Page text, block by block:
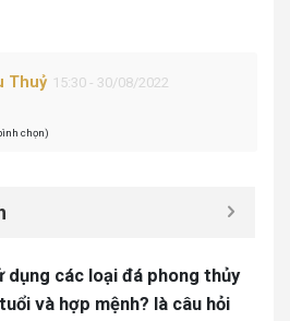
Thuỷ 15:30 - 30/08/2022
chọn)
dụng các loại đá phong thủy
và hợp mệnh? là câu hỏi